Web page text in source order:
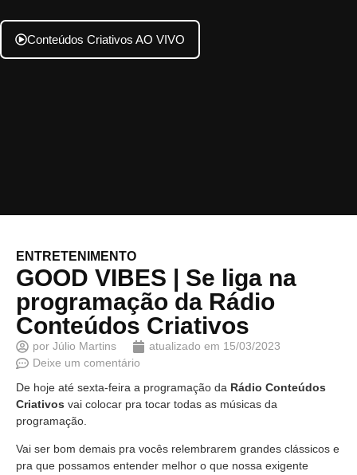
Conteúdos Criativos AO VIVO
ENTRETENIMENTO
GOOD VIBES | Se liga na
programação da Rádio
Conteúdos Criativos
por Júlio Martins atualizado em 15/03/2023
Deixe um comentário
De hoje até sexta-feira a programação da Rádio Conteúdos
Criativos vai colocar pra tocar todas as músicas da
programação.
Vai ser bom demais pra vocês relembrarem grandes clássicos e
pra que possamos entender melhor o que nossa exigente